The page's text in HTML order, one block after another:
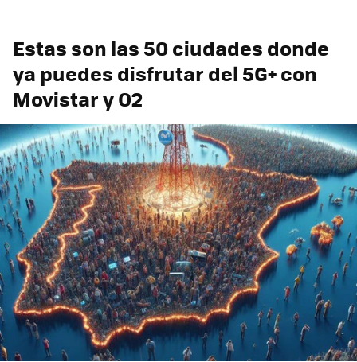
Estas son las 50 ciudades donde
ya puedes disfrutar del 5G+ con
Movistar y O2